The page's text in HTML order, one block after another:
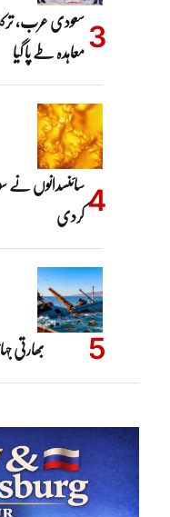
سعودی عرب،
معاہدہ طے پا گیا
سائنسدانوں نے
کردی
بھارتی